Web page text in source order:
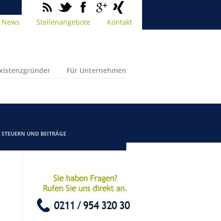
News Stellenangebote Kontakt
Für Unternehmen
STEUERN UND BEITRÄGE